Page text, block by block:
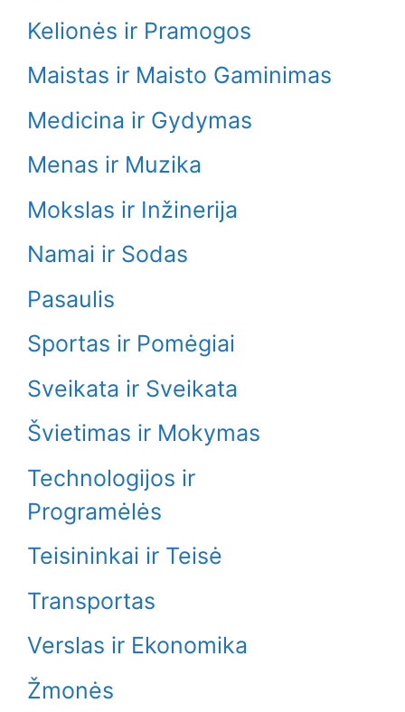
Kelionės ir Pramogos
Maistas ir Maisto Gaminimas
Medicina ir Gydymas
Menas ir Muzika
Mokslas ir Inžinerija
Namai ir Sodas
Pasaulis
Sportas ir Pomėgiai
Sveikata ir Sveikata
Švietimas ir Mokymas
Technologijos ir
Programėlės
Teisininkai ir Teisė
Transportas
Verslas ir Ekonomika
Žmonės